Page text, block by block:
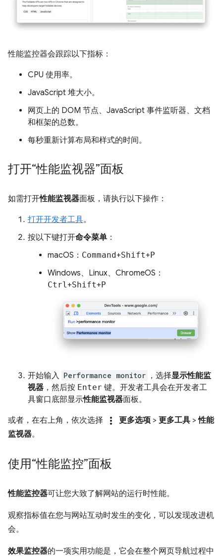
性能监控器会跟踪以下指标：
CPU 使用率。
JavaScript 堆大小。
网页上的 DOM 节点、JavaScript 事件监听器、文档
和框架的总数。
每秒重新计算布局和样式的时间。
打开“性能监视器”面板
如需打开性能监视器面板，请执行以下操作：
打开开发者工具。
按以下键打开命令菜单 ：
macOS： Command+Shift+P
Windows、Linux、ChromeOS：
Ctrl+Shift+P
开始输入 Performance monitor ，选择显示性能监
视器 ，然后按 Enter 键。开发者工具会在开发者工
具窗口底部显示性能监视器面板。
或者，在右上角，依次选择 more_vert 更多选项 > 更多工具 >性能
监视器。
使用“性能监控”面板
性能监控器可让您大致了解网站的运行时性能。
观察指标值在您与网站互动时发生的变化，可以发现改进机
会。
效果监控器的一项实用功能是，它会在整个网页导航过程中